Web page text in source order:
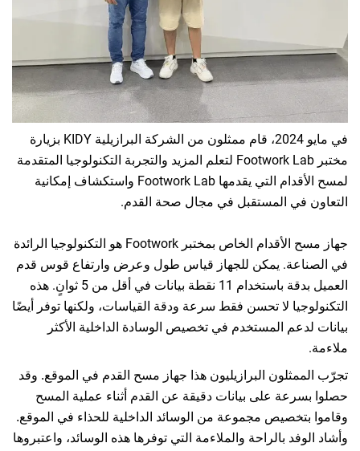
في مايو 2024، قام ممثلون من الشركة البرازيلية KIDY بزيارة
مختبر Footwork Lab لتعلم المزيد والتجربة التكنولوجيا المتقدمة
لمسح الأقدام التي يقدمها Footwork Lab واستكشاف إمكانية
المستقبل في مجال صحة القدم.
جهاز مسح الأقدام الخاص بمختبر Footwork هو التكنولوجيا الرائدة
يمكن للجهاز قياس طول وعرض وارتفاع قوس قدم
العميل بدقة باستخدام 11 نقطة بيانات في أقل من 5 ثوانٍ. هذه
لا تحسن فقط سرعة ودقة القياسات، ولكنها توفر أيضًا
المستخدم في تخصيص الوسادة الداخلية الأكثر
البرازيليون هذا جهاز مسح القدم في الموقع. وقد
على بيانات دقيقة عن القدم أثناء عملية المسح
مجموعة من الوسائد الداخلية للحذاء في الموقع.
بالراحة والملاءمة التي توفرها هذه الوسائد، واعتبروها